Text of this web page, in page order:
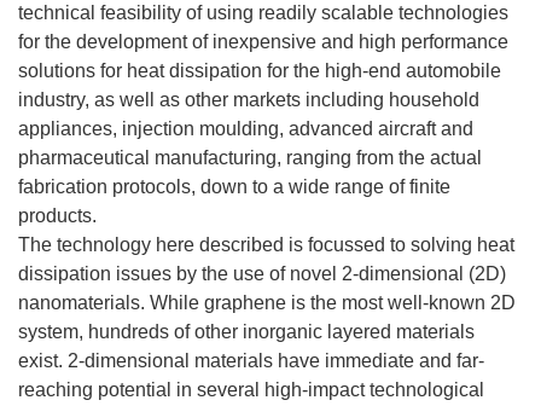
technical feasibility of using readily scalable technologies
for the development of inexpensive and high performance
solutions for heat dissipation for the high-end automobile
industry, as well as other markets including household
appliances, injection moulding, advanced aircraft and
pharmaceutical manufacturing, ranging from the actual
fabrication protocols, down to a wide range of finite
products.
The technology here described is focussed to solving heat
dissipation issues by the use of novel 2-dimensional (2D)
nanomaterials. While graphene is the most well-known 2D
system, hundreds of other inorganic layered materials
exist. 2-dimensional materials have immediate and far-
reaching potential in several high-impact technological